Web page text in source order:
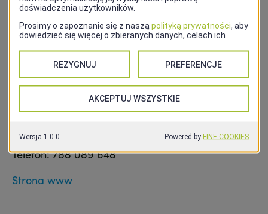
Wypożyczalnia rowerów elektrycznych i
akcesoriów turystyki rowerowej (przyczepek,
bagażników, czy fotelików). Z ważnąSzczecińską
Kartą Turystyczną
obowiązuje rabat 20%.
UWAGA! Wypożyczalnia zamknięta do 13 marca
2025. Zapraszamy na wiosnę!
Telefon: 788 089 648
Strona www